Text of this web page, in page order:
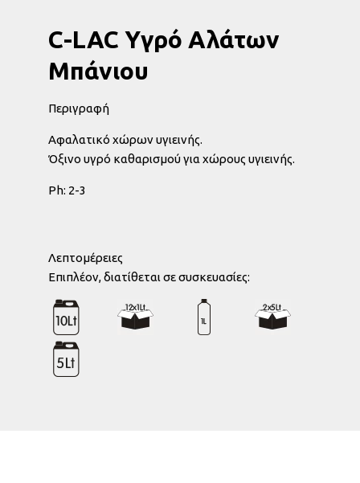
C-LAC Υγρό Αλάτων
Μπάνιου
Περιγραφή
Αφαλατικό χώρων υγιεινής.
Όξινο υγρό καθαρισμού για χώρους υγιεινής.
Ph: 2-3
Λεπτομέρειες
Eπιπλέον, διατίθεται σε συσκευασίες: